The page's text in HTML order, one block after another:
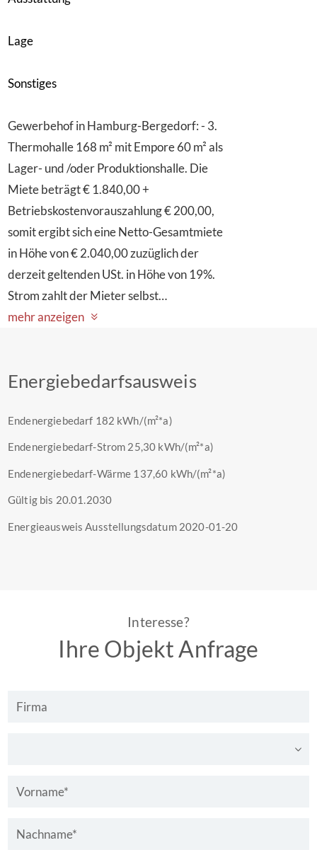
Lage
Sonstiges
Gewerbehof in Hamburg-Bergedorf: - 3.
Thermohalle 168 m² mit Empore 60 m² als
Lager- und /oder Produktionshalle. Die
Miete beträgt € 1.840,00 +
Betriebskostenvorauszahlung € 200,00,
somit ergibt sich eine Netto-Gesamtmiete
in Höhe von € 2.040,00 zuzüglich der
derzeit geltenden USt. in Höhe von 19%.
Strom zahlt der Mieter selbst…
mehr anzeigen
Energiebedarfsausweis
Endenergiebedarf 182 kWh/(m²*a)
Endenergiebedarf-Strom 25,30 kWh/(m²*a)
Endenergiebedarf-Wärme 137,60 kWh/(m²*a)
Gültig bis 20.01.2030
Energieausweis Ausstellungsdatum 2020-01-20
Interesse?
Ihre Objekt Anfrage
Firma
Vorname
Nachname